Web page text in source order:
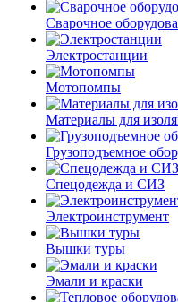
Сварочное
Электростанции
Мотопомпы
Материалы для
Грузоподъемное
Спецодежда и СИЗ
Электроинструмент
Вышки туры
Эмали и краски